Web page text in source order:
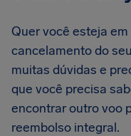
Quer você esteja
cancelamento do
muitas dúvidas e
que você precisa
encontrar outro voo
reembolso integral.